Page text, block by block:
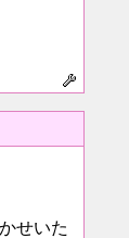
せいた